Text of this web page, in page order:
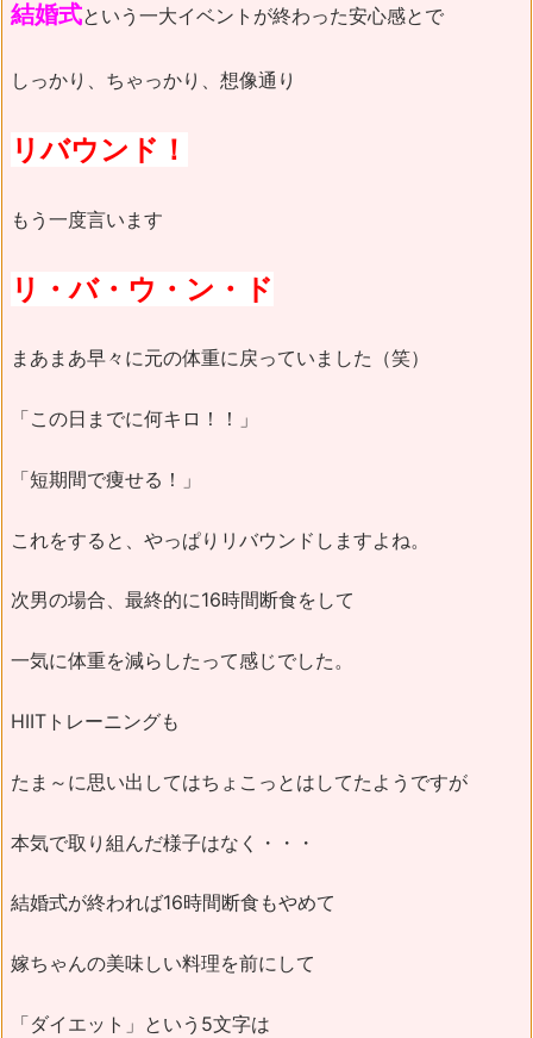
結婚式という一大イベントが終わった安心感とで
しっかり、ちゃっかり、想像通り
リバウンド！
もう一度言います
リ・バ・ウ・ン・ド
まあまあ早々に元の体重に戻っていました（笑）
「この日までに何キロ！！」
「短期間で痩せる！」
これをすると、やっぱりリバウンドしますよね。
次男の場合、最終的に16時間断食をして
一気に体重を減らしたって感じでした。
HIITトレーニングも
たま～に思い出してはちょこっとはしてたようですが
本気で取り組んだ様子はなく・・・
結婚式が終われば16時間断食もやめて
嫁ちゃんの美味しい料理を前にして
「ダイエット」という5文字は